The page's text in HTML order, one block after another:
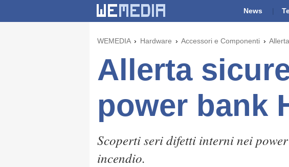
News
WEMEDIA Hardware Accessori e Componenti
Allerta
power bank
Scoperti seri difetti interni nei
incendio.